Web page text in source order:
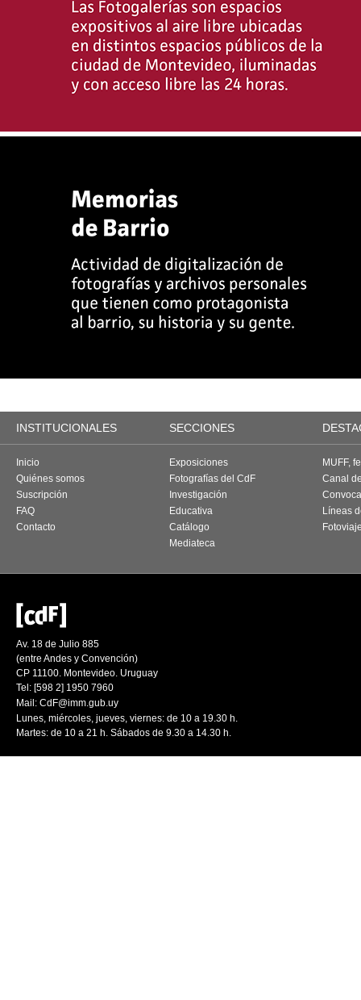
INSTITUCIONALES SECCIONES
Inicio
Quiénes somos
Suscripción
FAQ
Contacto
Exposiciones
Fotografías del CdF
Investigación
Educativa
Catálogo
Mediateca
MUFF,
Canal
Líneas
Av. 18 de Julio 885
(entre Andes y Convención)
CP 11100. Montevideo. Uruguay
Tel: [598 2] 1950 7960
Mail: CdF@imm.gub.uy
Lunes, miércoles, jueves, viernes: de 10 a 19.30 h.
Martes: de 10 a 21 h. Sábados de 9.30 a 14.30 h.